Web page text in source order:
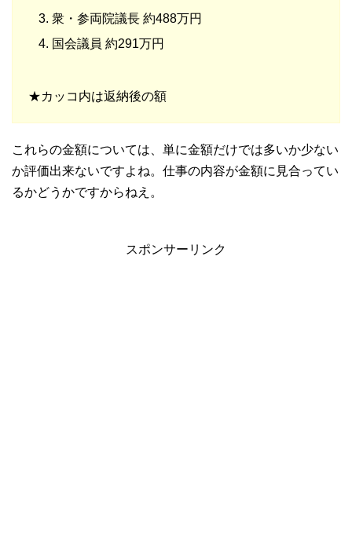
衆・参両院議長 約488万円
国会議員 約291万円
★カッコ内は返納後の額
これらの金額については、単に金額だけでは多いか少ない
か評価出来ないですよね。仕事の内容が金額に見合ってい
るかどうかですからねえ。
スポンサーリンク